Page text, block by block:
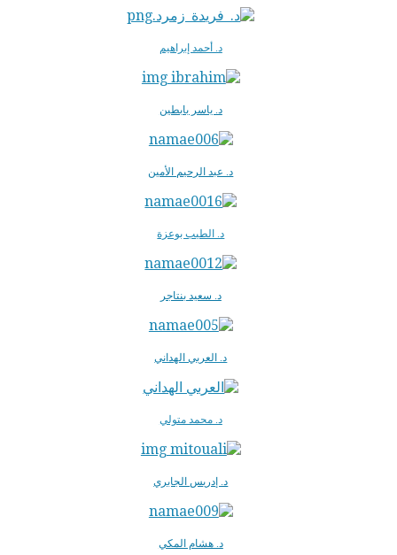
د. أحمد إبراهيم
د. ياسر بابطين
د. عبد الرحيم الأمين
د. الطيب بوعزة
د. سعيد بنتاجر
د. العربي الهداني
د. محمد متولي
د. إدريس الجابري
د. هشام المكي